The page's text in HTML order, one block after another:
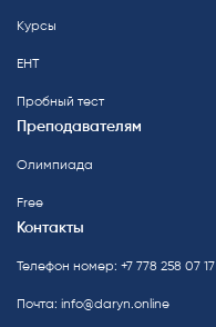
Курсы
ЕНТ
Пробный тест
Преподавателям
Олимпиада
Free
Контакты
Телефон номер: +7 778 258 07 17
Почта: info@daryn.online